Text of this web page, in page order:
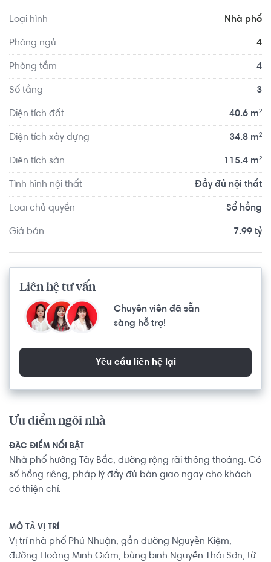
đây có thể dễ dàng di chuyển đến các khu vực quận,
huyện khác của thành phố như di chuyển chỉ 8 phút đến
Quận Bình Thạnh, trung tâm quận 1, quận 10 và di
chuyển 20 phút đến quận 2,...
Loại hình Nhà phố
Phòng ngủ 4
Phòng tắm 4
Số tầng 3
Diện tích đất 40.6 m²
Diện tích xây dựng 34.8 m²
Diện tích sàn 115.4 m²
Tình hình nội thất Đầy đủ nội thất
Loại chủ quyền Sổ hồng
Giá bán 7.99 tỷ
Liên hệ tư vấn
Chuyên viên đã sẵn
sàng hỗ trợ!
Yêu cầu liên hệ lại
Ưu điểm ngôi nhà
ĐẶC ĐIỂM NỔI BẬT
Nhà phố hướng Tây Bắc, đường rộng rãi thông thoáng. Có
sổ hồng riêng, pháp lý đầy đủ bàn giao ngay cho khách
có thiện chí.
MÔ TẢ VỊ TRÍ
Vị trí nhà phố Phú Nhuận, gần đường Nguyễn Kiệm,
đường Hoàng Minh Giám, bùng binh Nguyễn Thái Sơn, từ